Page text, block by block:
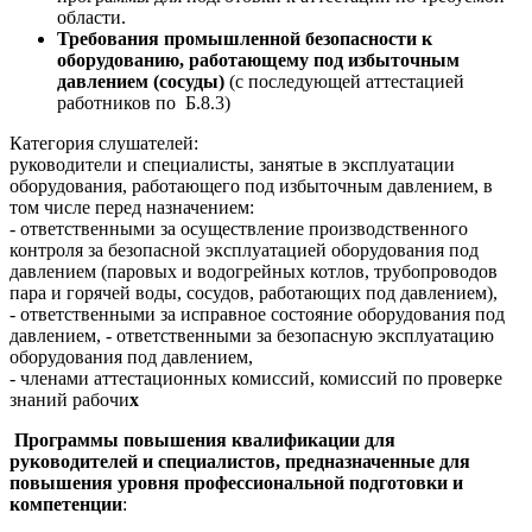
области.
Требования промышленной безопасности к
оборудованию, работающему под избыточным
давлением (сосуды) (с последующей аттестацией
работников по Б.8.3)
Категория слушателей:
руководители и специалисты, занятые в эксплуатации
оборудования, работающего под избыточным давлением, в
том числе перед назначением:
- ответственными за осуществление производственного
контроля за безопасной эксплуатацией оборудования под
давлением (паровых и водогрейных котлов, трубопроводов
пара и горячей воды, сосудов, работающих под давлением),
- ответственными за исправное состояние оборудования под
давлением, - ответственными за безопасную эксплуатацию
оборудования под давлением,
- членами аттестационных комиссий, комиссий по проверке
знаний рабочих
Программы повышения квалификации для
руководителей и специалистов, предназначенные для
повышения уровня профессиональной подготовки и
компетенции: